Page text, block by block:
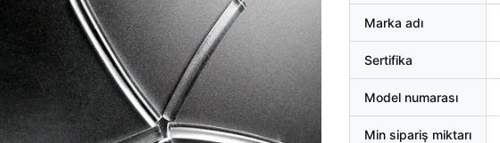
Marka adı
Sertifika
Model numarası
Min sipariş miktarı